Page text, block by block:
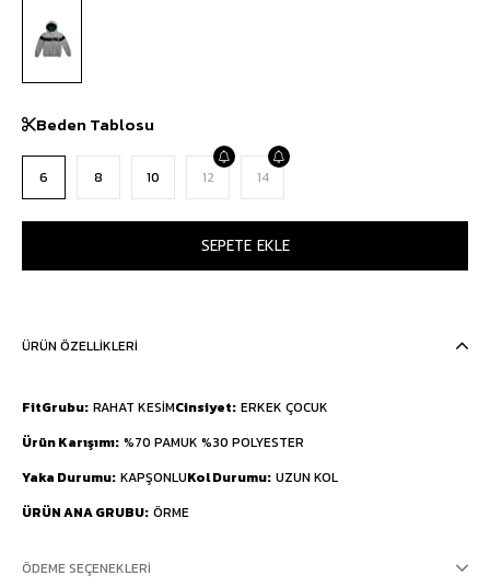
Beden Tablosu
6 8 10 12 14
ÜRÜN ÖZELLIKLERI
FitGrubu RAHAT KESİMCinsiyet ERKEK ÇOCUK
Ürün Karışımı %70 PAMUK %30 POLYESTER
Yaka Durumu KAPŞONLUKol Durumu UZUN KOL
ÜRÜN ANA GRUBU ÖRME
ÖDEME SEÇENEKLERI